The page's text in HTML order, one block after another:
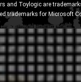
and Toylogic are
trademarks for Microsoft